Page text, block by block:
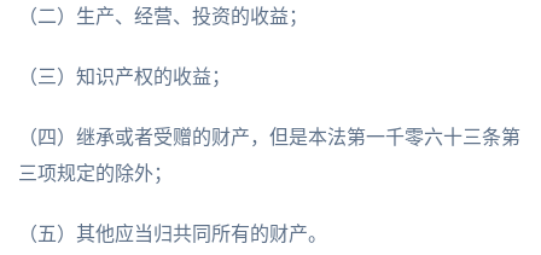
（二）生产、经营、投资的收益；
（三）知识产权的收益；
（四）继承或者受赠的财产，但是本法第一千零六十三条第
三项规定的除外；
（五）其他应当归共同所有的财产。